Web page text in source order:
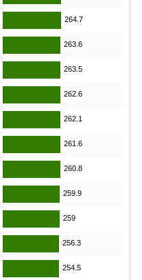
264.7
263.6
263.5
262.6
262.1
261.6
260.8
259.9
259
256.3
254.5